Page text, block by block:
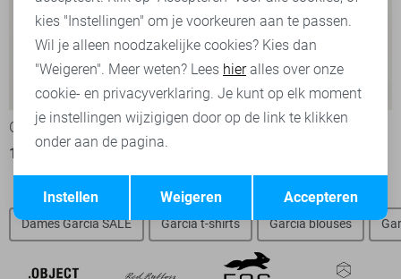
-50%
Garcia Top
18,00
-50%
Garcia T-shirt
Dames Garcia SALE Garcia t-shirts Garcia blouses
Terug Opslaan
kies "Instellingen" om je voorkeuren aan te passen.
Wil je alleen noodzakelijke cookies? Kies dan
"Weigeren". Meer weten? Lees hieralles over onze
cookie- en privacyverklaring. Je kunt op elk moment
je instellingen wijzigigen door op de link te klikken
onder aan de pagina.
Accepteren
Weigeren
Instellen